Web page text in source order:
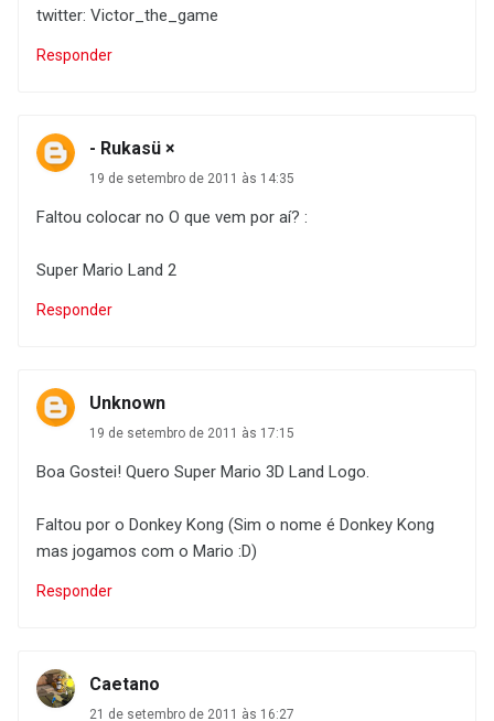
twitter: Victor_the_game
Responder
- Rukasü ×
19 de setembro de 2011 às 14:35
Faltou colocar no O que vem por aí? :
Super Mario Land 2
Responder
Unknown
19 de setembro de 2011 às 17:15
Boa Gostei! Quero Super Mario 3D Land Logo.
Faltou por o Donkey Kong (Sim o nome é Donkey Kong
mas jogamos com o Mario :D)
Responder
Caetano
21 de setembro de 2011 às 16:27